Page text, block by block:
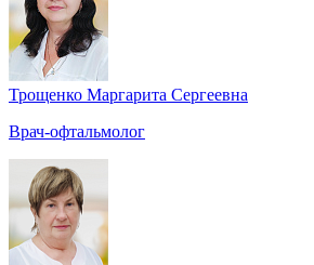
Трощенко Маргарита Сергеевна
Врач-офтальмолог